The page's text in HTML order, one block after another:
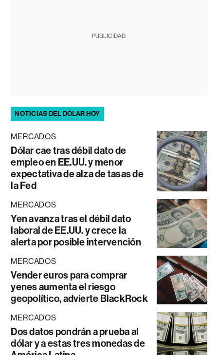
PUBLICIDAD
NOTICIAS DEL DÓLAR HOY
MERCADOS
Dólar cae tras débil dato de
empleo en EE.UU. y menor
expectativa de alza de tasas de
la Fed
MERCADOS
Yen avanza tras el débil dato
laboral de EE.UU. y crece la
alerta por posible intervención
MERCADOS
Vender euros para comprar
yenes aumenta el riesgo
geopolítico, advierte BlackRock
MERCADOS
Dos datos pondrán a prueba al
dólar y a estas tres monedas de